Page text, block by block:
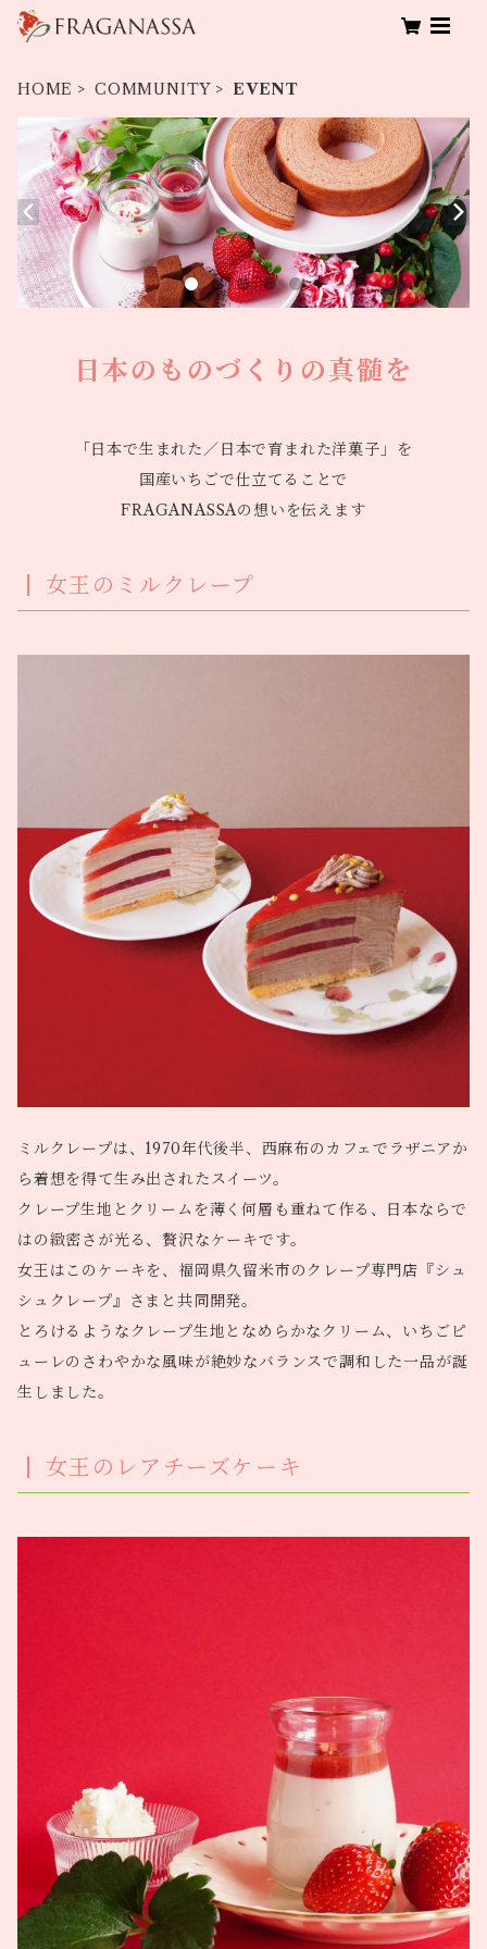
HOME COMMUNITY EVENT
日本のものづくりの真髄を
「日本で生まれた／日本で育まれた洋菓子」を
国産いちごで仕立てることで
FRAGANASSAの想いを伝えます
女王のミルクレープ
ミルクレープは、1970年代後半、西麻布のカフェでラザニアか
ら着想を得て生み出されたスイーツ。
クレープ生地とクリームを薄く何層も重ねて作る、日本ならで
はの緻密さが光る、贅沢なケーキです。
女王はこのケーキを、福岡県久留米市のクレープ専門店『シュ
シュクレープ』さまと共同開発。
とろけるようなクレープ生地となめらかなクリーム、いちごピ
ューレのさわやかな風味が絶妙なバランスで調和した一品が誕
生しました。
女王のレアチーズケーキ